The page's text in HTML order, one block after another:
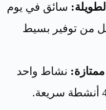
سائق في يوم
من توفير بسيط
نشاط واحد